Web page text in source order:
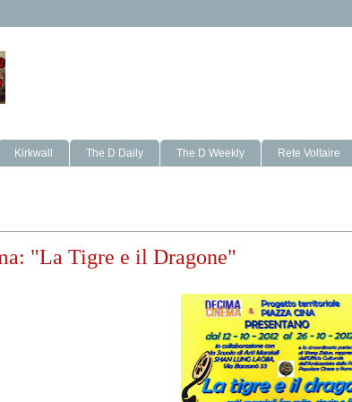
Kirkwall The D Daily The D Weekly Rete Voltaire
"La Tigre e il Dragone"